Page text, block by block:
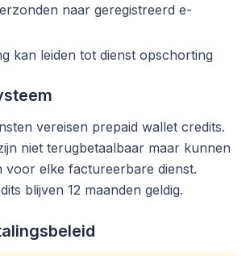
naar geregistreerd e-
kan leiden tot dienst opschorting
vereisen prepaid wallet credits.
niet terugbetaalbaar maar kunnen
voor elke factureerbare dienst.
blijven 12 maanden geldig.